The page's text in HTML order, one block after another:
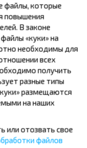
файлы, которые
повышения
В законе
«куки» на
необходимы для
всех
получить
разные типы
размещаются
на наших
или отозвать свое
файлов